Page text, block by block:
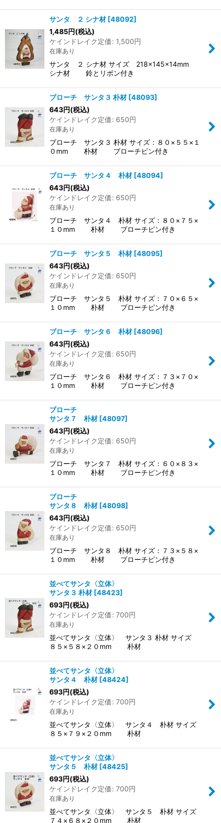
サンタ ２ シナ材 [48092]
1,485円(税込)
ケインドレイク定価: 1,500円
在庫あり
サンタ ２ シナ材 サイズ 218×145×14mm
シナ材 鈴とリボン付き
ブローチ サンタ３ 朴材 [48093]
643円(税込)
ケインドレイク定価: 650円
在庫あり
ブローチ サンタ３ 朴材 サイズ：８０×５５×１
０mm 朴材 ブローチピン付き
ブローチ サンタ４ 朴材 [48094]
643円(税込)
ケインドレイク定価: 650円
在庫あり
ブローチ サンタ４ 朴材 サイズ：８０×７５×
１０mm 朴材 ブローチピン付き
ブローチ サンタ５ 朴材 [48095]
643円(税込)
ケインドレイク定価: 650円
在庫あり
ブローチ サンタ５ 朴材 サイズ：７０×６５×
１０mm 朴材 ブローチピン付き
ブローチ サンタ６ 朴材 [48096]
643円(税込)
ケインドレイク定価: 650円
在庫あり
ブローチ サンタ６ 朴材 サイズ：７３×７０×
１０mm 朴材 ブローチピン付き
ブローチ
サンタ７ 朴材 [48097]
643円(税込)
ケインドレイク定価: 650円
在庫あり
ブローチ サンタ７ 朴材 サイズ：６０×８３×
１０mm 朴材 ブローチピン付き
ブローチ
サンタ８ 朴材 [48098]
643円(税込)
ケインドレイク定価: 650円
在庫あり
ブローチ サンタ８ 朴材 サイズ：７３×５８×
１０mm 朴材 ブローチピン付き
並べてサンタ〈立体〉
サンタ３ 朴材 [48423]
693円(税込)
ケインドレイク定価: 700円
在庫あり
並べてサンタ〈立体〉 サンタ３ 朴材 サイズ
８５×５８×２０mm 朴材
並べてサンタ〈立体〉
サンタ４ 朴材 [48424]
693円(税込)
ケインドレイク定価: 700円
在庫あり
並べてサンタ〈立体〉 サンタ４ 朴材 サイズ
８５×７９×２０mm 朴材
並べてサンタ〈立体〉
サンタ５ 朴材 [48425]
693円(税込)
ケインドレイク定価: 700円
在庫あり
並べてサンタ〈立体〉 サンタ５ 朴材 サイズ
７４×６８×２０mm 朴材